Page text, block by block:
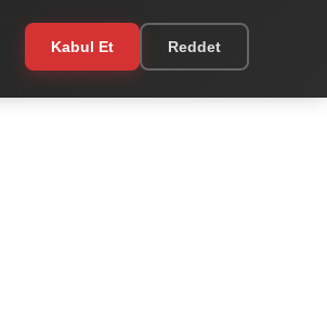
Kabul Et Reddet